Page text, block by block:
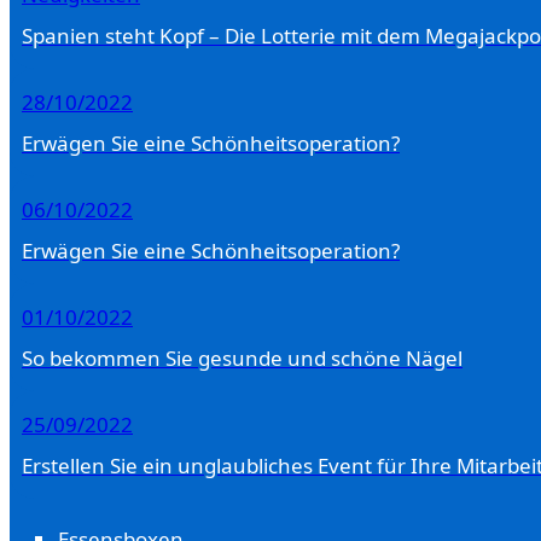
Spanien steht Kopf – Die Lotterie mit dem
28/10/2022
Erwägen Sie eine Schönheitsoperation?
06/10/2022
Erwägen Sie eine Schönheitsoperation?
01/10/2022
So bekommen Sie gesunde und schöne Nägel
25/09/2022
Erstellen Sie ein unglaubliches Event für Ihre